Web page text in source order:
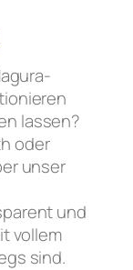
lassen?
oder
unser
und
vollem
sind.